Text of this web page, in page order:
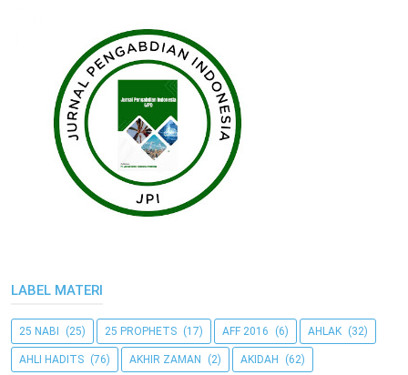
LABEL MATERI
25 NABI (25) 25 PROPHETS (17) AFF 2016 (6) AHLAK (32)
AHLI HADITS (76) AKHIR ZAMAN (2) AKIDAH (62)